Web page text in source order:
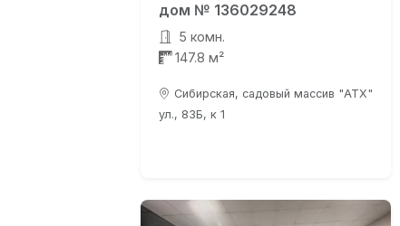
дом № 136029248
5 комн.
147.8 м²
Сибирская, садовый массив "АТХ"
ул., 83Б, к 1